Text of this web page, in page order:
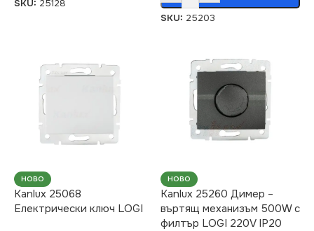
SKU: 25128
SKU: 25203
НОВО
Kanlux 25068
Електрически ключ LOGI
НОВО
Kanlux 25260 Димер –
въртящ механизъм 500W с
филтър LOGI 220V IP20